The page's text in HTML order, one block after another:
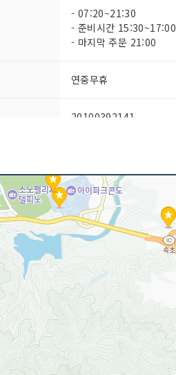
- 07:20~21:30
- 준비시간 15:30~17:00
- 마지막 주문 21:00
연중무휴
20100392141